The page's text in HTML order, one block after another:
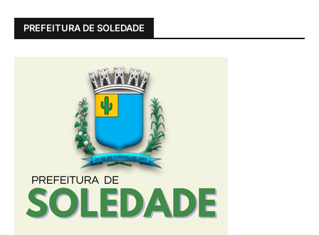
PREFEITURA DE SOLEDADE